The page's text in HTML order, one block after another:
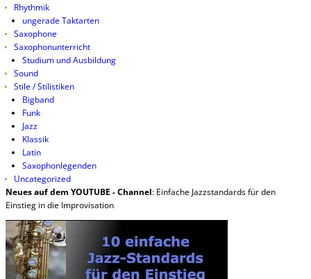
Rhythmik
ungerade Taktarten
Saxophone
Saxophonunterricht
Studium und Ausbildung
Sound
Stile / Stilistiken
Bigband
Funk
Jazz
Klassik
Latin
Saxophonlegenden
Uncategorized
Neues auf dem YOUTUBE - Channel: Einfache Jazzstandards für den
Einstieg in die Improvisation